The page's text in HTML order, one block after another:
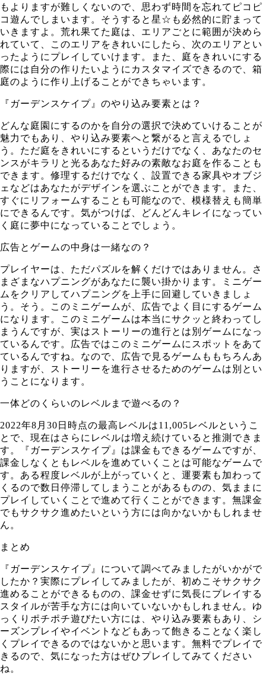
もよりますが難しくないので、思わず時間を忘れてピコピ
コ遊んでしまいます。そうすると星☆も必然的に貯まって
いきますよ。荒れ果てた庭は、エリアごとに範囲が決めら
れていて、このエリアをきれいにしたら、次のエリアとい
ったようにプレイしていけます。また、庭をきれいにする
際には自分の作りたいようにカスタマイズできるので、箱
庭のように作り上げることができちゃいます。
『ガーデンスケイプ』のやり込み要素とは？
どんな庭園にするのかを自分の選択で決めていけることが
魅力でもあり、やり込み要素へと繋がると言えるでしょ
う。ただ庭をきれいにするというだけでなく、あなたのセ
ンスがキラリと光るあなた好みの素敵なお庭を作ることも
できます。修理するだけでなく、設置できる家具やオブジ
ェなどはあなたがデザインを選ぶことができます。また、
すぐにリフォームすることも可能なので、模様替えも簡単
にできるんです。気がつけば、どんどんキレイになってい
く庭に夢中になっていることでしょう。
広告とゲームの中身は一緒なの？
プレイヤーは、ただパズルを解くだけではありません。さ
まざまなハプニングがあなたに襲い掛かります。ミニゲー
ムをクリアしてハプニングを上手に回避していきましょ
う。そう。このミニゲームが、広告でよく目にするゲーム
になります。このミニゲームは本当にサクッと終わってし
まうんですが、実はストーリーの進行とは別ゲームになっ
ているんです。広告ではこのミニゲームにスポットをあて
ているんですね。なので、広告で見るゲームももちろんあ
りますが、ストーリーを進行させるためのゲームは別とい
うことになります。
一体どのくらいのレベルまで遊べるの？
2022年8月30日時点の最高レベルは11,005レベルというこ
とで、現在はさらにレベルは増え続けていると推測できま
す。『ガーデンスケイプ』は課金もできるゲームですが、
課金しなくともレベルを進めていくことは可能なゲームで
す。ある程度レベルが上がっていくと、運要素も加わって
くるので数日停滞してしまうことがあるものの、気ままに
プレイしていくことで進めて行くことができます。無課金
でもサクサク進めたいという方には向かないかもしれませ
ん。
まとめ
『ガーデンスケイプ』について調べてみましたがいかがで
したか？実際にプレイしてみましたが、初めこそサクサク
進めることができるものの、課金せずに気長にプレイする
スタイルが苦手な方には向いていないかもしれません。ゆ
っくりポチポチ遊びたい方には、やり込み要素もあり、シ
ーズンプレイやイベントなどもあって飽きることなく楽し
くプレイできるのではないかと思います。無料でプレイで
きるので、気になった方はぜひプレイしてみてください
ね。